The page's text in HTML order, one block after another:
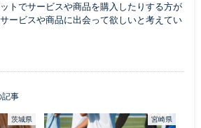
トでサービスや商品を購入したりする方が
ービスや商品に出会って欲しいと考えてい
記事
茨城県 宮崎県